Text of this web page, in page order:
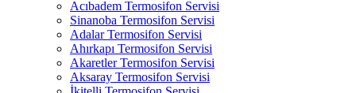
Acıbadem Termosifon Servisi
Sinanoba Termosifon Servisi
Adalar Termosifon Servisi
Ahırkapı Termosifon Servisi
Akaretler Termosifon Servisi
Aksaray Termosifon Servisi